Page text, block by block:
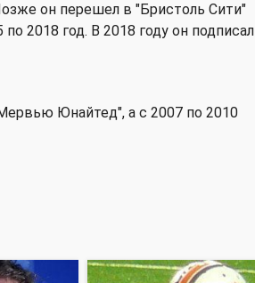
он перешел в "Бристоль Сити"
2018 год. В 2018 году он подписал
Юнайтед", а с 2007 по 2010